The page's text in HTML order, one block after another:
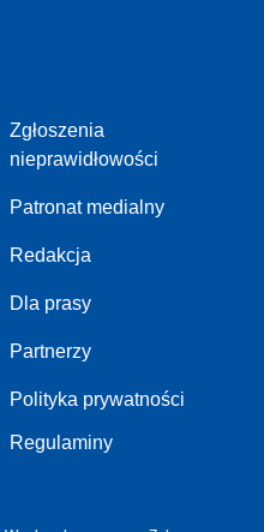
Zgłoszenia
nieprawidłowości
Patronat medialny
Redakcja
Dla prasy
Partnerzy
Polityka prywatności
Regulaminy